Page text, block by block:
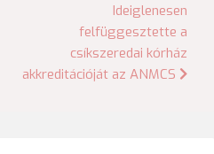
Ideiglenesen
felfüggesztette a
csíkszeredai kórház
akkreditációját az ANMCS